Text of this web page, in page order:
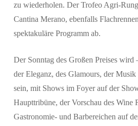
zu wiederholen. DerTrofeo Agri-
Cantina Merano, ebenfalls
spektakuläre Programm ab.
Der Sonntag des Großen Preises wird
der Eleganz, des Glamours, der
sein, mit Shows im Foyer auf der
Haupttribüne, der Vorschau des Wine
Gastronomie- und Barbereichen auf